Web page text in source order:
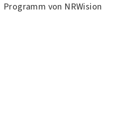
Programm von NRWision